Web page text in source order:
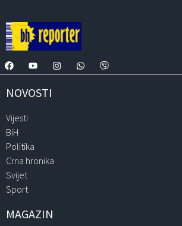
NOVOSTI
Vijesti
BiH
Politika
Crna hronika
Svijet
Sport
MAGAZIN